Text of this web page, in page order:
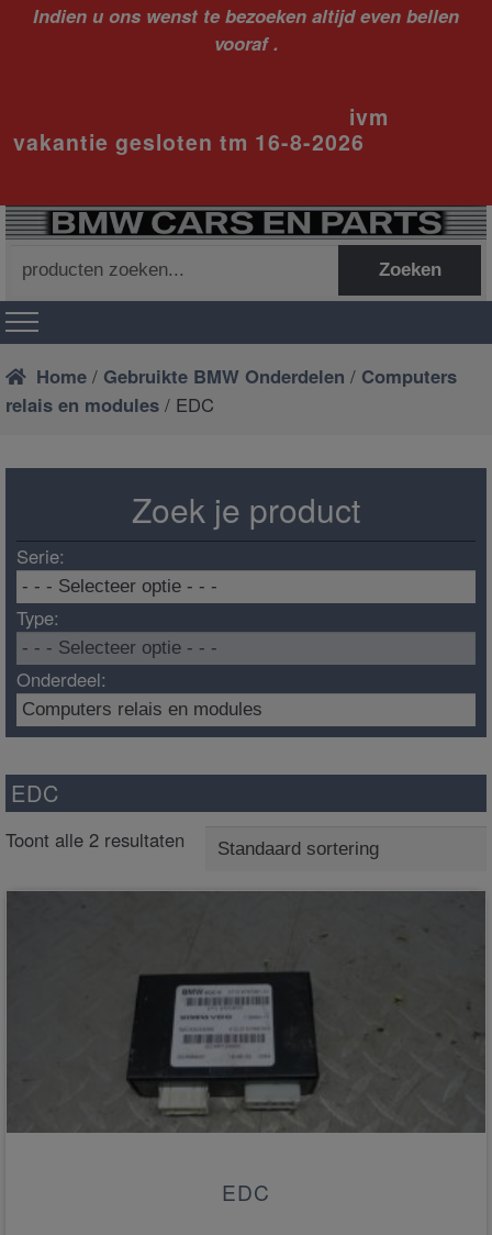
Indien u ons wenst te bezoeken altijd even bellen
vooraf .
ivm
vakantie gesloten tm 16-8-2026
naar:
Zoeken
Home / Gebruikte BMW Onderdelen / Computers
relais en modules / EDC
Zoek je product
Serie:
Type:
Onderdeel:
EDC
Toont alle 2 resultaten
EDC